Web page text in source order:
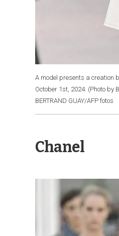
A model presents a creation
October 1st, 2024. (Photo by
BERTRAND GUAY/AFP fotos
Chanel